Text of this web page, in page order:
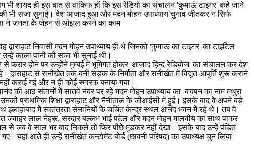
भी शायद ही इस बात से वाकिफ हों कि इस रेडियो का संचालन 'कुमाऊं टाइगर' कहे जाने
भी सजा सुनाई। देश आजाद हुआ और मदन मोहन उपाध्याय चुनाव जीतकर न सिर्फ
ने जनता के जेहन से ओझल करने का काम
निवासी मदन मोहन उपाध्याय ही थे जिनको 'कुमाऊं का टाइगर' का टाइटिल
काला पानी की सजा भी सुनाई थी।
फरार होने पर उन्होंने मुम्बई में भूमिगत होकर 'आजाद हिन्द रेडियोज' का संचालन कर देश
से रानीखेत तक बनी सड़क के निर्माता और रानीखेत में विद्युत आपूर्ति शुरू कराने
कराई गई और न ही कोई स्मारक बनाया गया।
की आठ संतानों में सातवें नंबर पर रहे मदन मोहन उपाध्याय का बचपन का नाम मथुरा
उनकी प्राथमिक शिक्षा द्वाराहाट और नैनीताल के जीआईसी में हुई। इसके बाद वे अपने बड़े
इलाहाबाद में स्वतंत्रता सेनानियों के चर्चित केन्द्र स्थल आनंद भवन में रहे थे। तब वे
जवाहर लाल नेहरू, सरदार बल्लभ भाई पटेल और मदन मोहन मालवीय का साथ पाकर
से जब वे साल भर बाद निकले तो फिर पीछे मुड़कर नहीं देखा। इसके बाद उन्हें पंडित
आते ही उन्हें रानीखेत कन्टोमेंट बोर्ड (छावनी परिषद) का उपाध्यक्ष चुन लिया